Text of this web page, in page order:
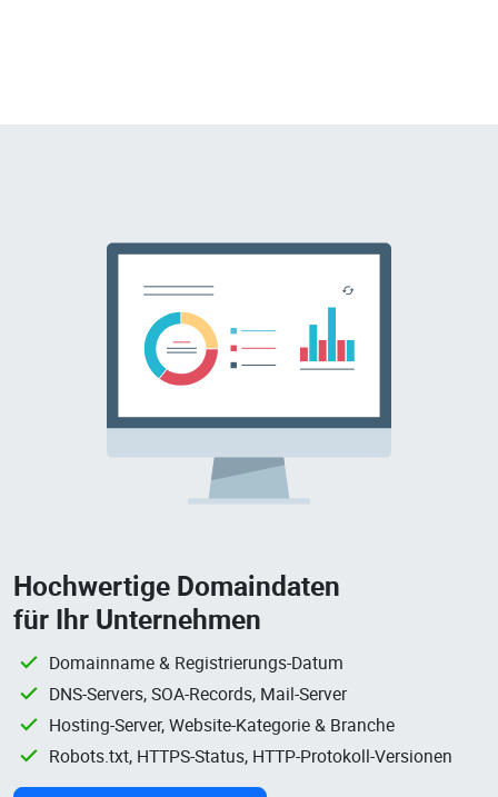
Hochwertige Domaindaten
für Ihr Unternehmen
Domainname & Registrierungs-Datum
DNS-Servers, SOA-Records, Mail-Server
Hosting-Server, Website-Kategorie & Branche
Robots.txt, HTTPS-Status, HTTP-Protokoll-Versionen